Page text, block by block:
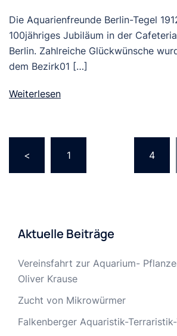
Die Aquarienfreunde Berlin-Tegel
100jähriges Jubiläum in der
Berlin. Zahlreiche Glückwünsche
dem Bezirk01 […]
Weiterlesen
der
Beiträge
< 1 4
Aktuelle Beiträge
Vereinsfahrt zur Aquarium-
Oliver Krause
Zucht von Mikrowürmer
Falkenberger Aquaristik-